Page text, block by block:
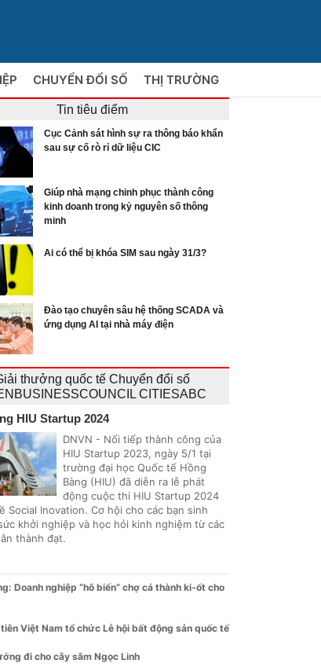
CHUYỂN ĐỔI SỐ THỊ TRƯỜNG
Tin tiêu điểm
Cục Cảnh sát hình sự ra thông báo khẩn
sau sự cố rò rỉ dữ liệu CIC
Giúp nhà mạng chinh phục thành công
kinh doanh trong kỷ nguyên số thông
minh
Ai có thể bị khóa SIM sau ngày 31/3?
Đào tạo chuyên sâu hệ thống SCADA và
ứng dụng AI tại nhà máy điện
thưởng quốc tế Chuyển đổi số
CITIESABC
HIU Startup 2024
DNVN - Nối tiếp thành công của
HIU Startup 2023, ngày 5/1 tại
trường đại học Quốc tế Hồng
Bàng (HIU) đã diễn ra lễ phát
động cuộc thi HIU Startup 2024
Social Inovation. Cơ hội cho các bạn sinh
khởi nghiệp và học hỏi kinh nghiệm từ các
thành đạt.
Doanh nghiệp “hô biến” chợ cá thành ki-ốt cho
Việt Nam tổ chức Lễ hội bất động sản quốc tế
đi cho cây sâm Ngọc Linh